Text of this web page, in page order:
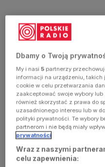
Dbamy o Twoją
My i nasi5 partnerzy
informacji na urządzeniu, takich
cookie w celu przetwarzania
zaakceptować swoje wybory
również skorzystać z prawa do
uzasadnionego interesu lub w
polityki prywatności. Te wybory
partnerom i nie będą miały
prywatności
Wraz z naszymi
celu zapewnienia: